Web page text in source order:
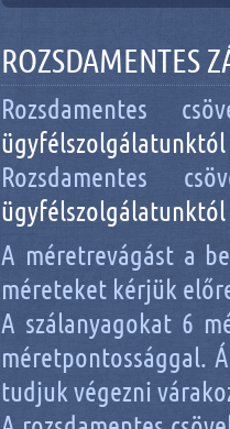
ROZSDAMENTES
ügyfélszolgálatunktól
Rozsdamentes
ügyfélszolgálatunktól
A méretrevágást a
méreteket kérjük
A szálanyagokat 6
méretpontossággal.
tudjuk végezni